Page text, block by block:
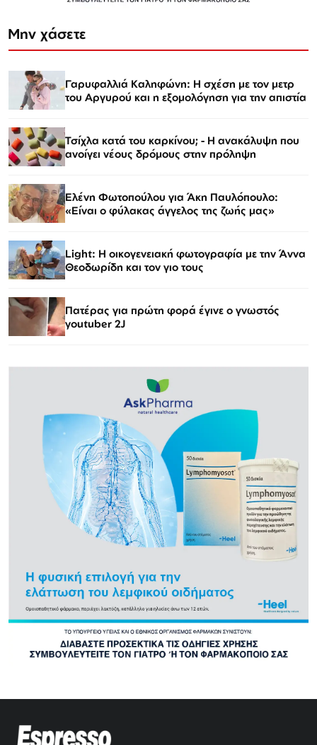
Μην χάσετε
Γαρυφαλλιά Καληφώνη: Η σχέση με τον μετρ
του Αργυρού και η εξομολόγηση για την απιστία
Τσίχλα κατά του καρκίνου; - Η ανακάλυψη που
ανοίγει νέους δρόμους στην πρόληψη
Ελένη Φωτοπούλου για Άκη Παυλόπουλο:
«Είναι ο φύλακας άγγελος της ζωής μας»
Light: Η οικογενειακή φωτογραφία με την Άννα
Θεοδωρίδη και τον γιο τους
Πατέρας για πρώτη φορά έγινε ο γνωστός
youtuber 2J